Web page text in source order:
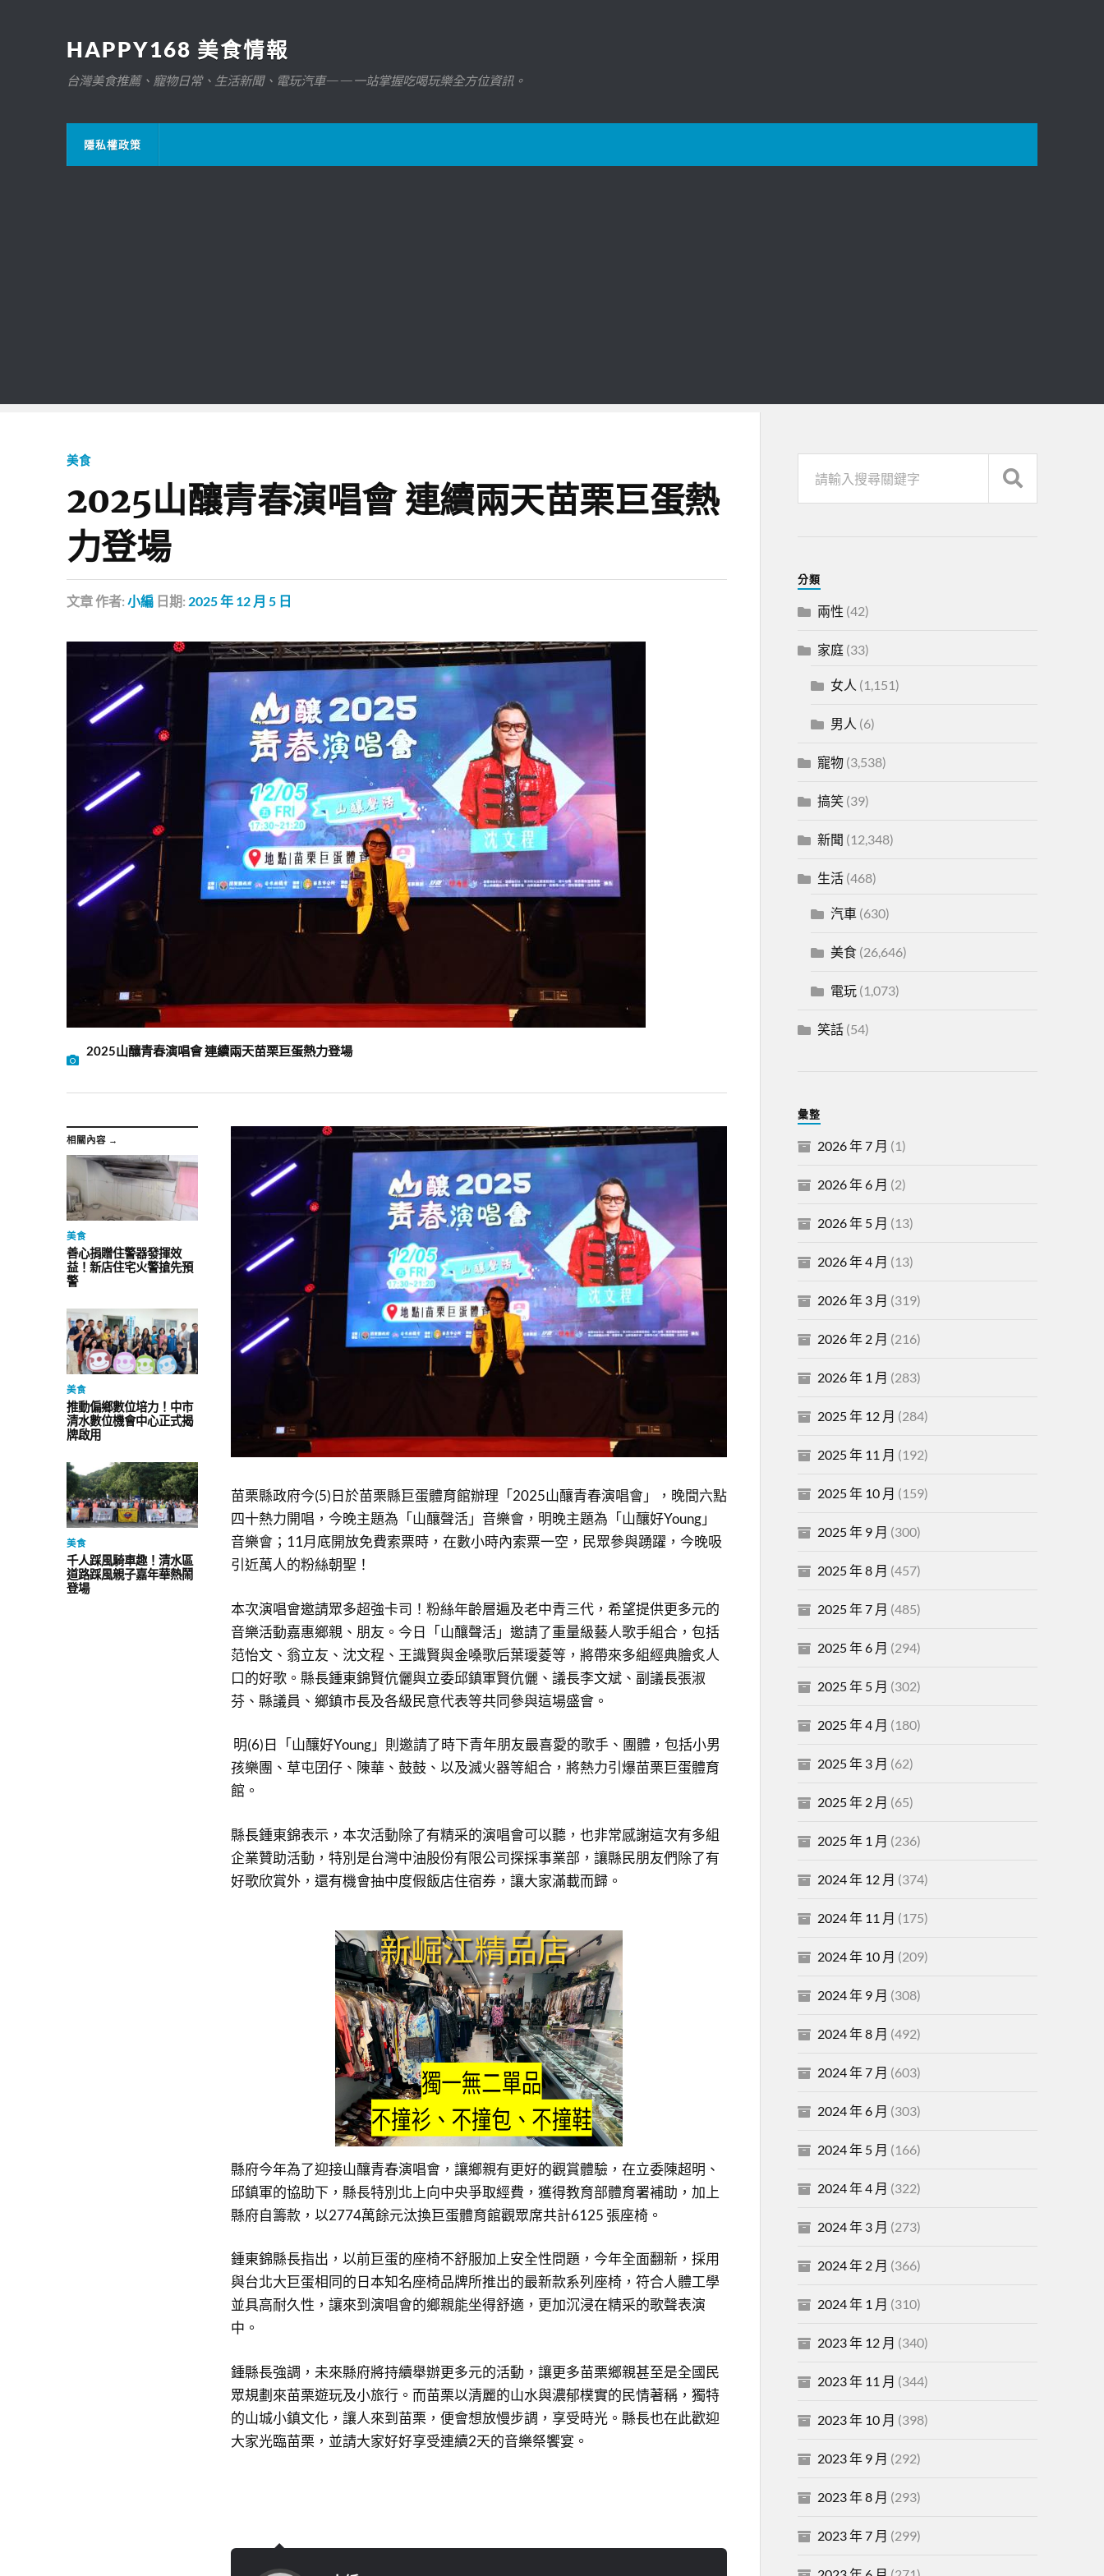
HAPPY168 美食情報
台灣美食推薦、寵物日常、生活新聞、電玩汽車——一站掌握吃喝玩樂全方位資訊。
隱私權政策
美食
2025山釀青春演唱會 連續兩天苗栗巨蛋熱
力登場
文章作者: 小編 日期: 2025 年 12 月 5 日
2025山釀青春演唱會 連續兩天苗栗巨蛋熱力登場
相關內容 →
美食
善心捐贈住警器發揮效
益！新店住宅火警搶先預
警
美食
推動偏鄉數位培力！中市
清水數位機會中心正式揭
牌啟用
美食
千人踩風騎車趣！清水區
道路踩風親子嘉年華熱鬧
登場
苗栗縣政府今(5)日於苗栗縣巨蛋體育館辦理「2025山釀青春演唱會」，晚間六點
四十熱力開唱，今晚主題為「山釀聲活」音樂會，明晚主題為「山釀好Young」
音樂會；11月底開放免費索票時，在數小時內索票一空，民眾參與踴躍，今晚吸
引近萬人的粉絲朝聖！
本次演唱會邀請眾多超強卡司！粉絲年齡層遍及老中青三代，希望提供更多元的
音樂活動嘉惠鄉親、朋友。今日「山釀聲活」邀請了重量級藝人歌手組合，包括
范怡文、翁立友、沈文程、王識賢與金嗓歌后葉璦菱等，將帶來多組經典膾炙人
口的好歌。縣長鍾東錦賢伉儷與立委邱鎮軍賢伉儷、議長李文斌、副議長張淑
芬、縣議員、鄉鎮市長及各級民意代表等共同參與這場盛會。
明(6)日「山釀好Young」則邀請了時下青年朋友最喜愛的歌手、團體，包括小男
孩樂團、草屯囝仔、陳華、鼓鼓、以及滅火器等組合，將熱力引爆苗栗巨蛋體育
館。
縣長鍾東錦表示，本次活動除了有精采的演唱會可以聽，也非常感謝這次有多組
企業贊助活動，特別是台灣中油股份有限公司探採事業部，讓縣民朋友們除了有
好歌欣賞外，還有機會抽中度假飯店住宿券，讓大家滿載而歸。
縣府今年為了迎接山釀青春演唱會，讓鄉親有更好的觀賞體驗，在立委陳超明、
邱鎮軍的協助下，縣長特別北上向中央爭取經費，獲得教育部體育署補助，加上
縣府自籌款，以2774萬餘元汰換巨蛋體育館觀眾席共計6125 張座椅。
鍾東錦縣長指出，以前巨蛋的座椅不舒服加上安全性問題，今年全面翻新，採用
與台北大巨蛋相同的日本知名座椅品牌所推出的最新款系列座椅，符合人體工學
並具高耐久性，讓來到演唱會的鄉親能坐得舒適，更加沉浸在精采的歌聲表演
中。
鍾縣長強調，未來縣府將持續舉辦更多元的活動，讓更多苗栗鄉親甚至是全國民
眾規劃來苗栗遊玩及小旅行。而苗栗以清麗的山水與濃郁樸實的民情著稱，獨特
的山城小鎮文化，讓人來到苗栗，便會想放慢步調，享受時光。縣長也在此歡迎
大家光臨苗栗，並請大家好好享受連續2天的音樂祭饗宴。
分類
兩性 (42)
家庭(33)
女人 (1,151)
男人 (6)
寵物(3,538)
搞笑(39)
新聞 (12,348)
生活(468)
汽車(630)
美食(26,646)
電玩(1,073)
笑話(54)
彙整
2026 年 7 月 (1)
2026 年 6 月 (2)
2026 年 5 月 (13)
2026 年 4 月 (13)
2026 年 3 月 (319)
2026 年 2 月 (216)
2026 年 1 月 (283)
2025 年 12 月 (284)
2025 年 11 月 (192)
2025 年 10 月 (159)
2025 年 9 月 (300)
2025 年 8 月 (457)
2025 年 7 月 (485)
2025 年 6 月 (294)
2025 年 5 月 (302)
2025 年 4 月 (180)
2025 年 3 月 (62)
2025 年 2 月 (65)
2025 年 1 月 (236)
2024 年 12 月 (374)
2024 年 11 月 (175)
2024 年 10 月 (209)
2024 年 9 月 (308)
2024 年 8 月 (492)
2024 年 7 月 (603)
2024 年 6 月 (303)
2024 年 5 月 (166)
2024 年 4 月 (322)
2024 年 3 月 (273)
2024 年 2 月 (366)
2024 年 1 月 (310)
2023 年 12 月 (340)
2023 年 11 月 (344)
2023 年 10 月 (398)
2023 年 9 月 (292)
2023 年 8 月 (293)
2023 年 7 月 (299)